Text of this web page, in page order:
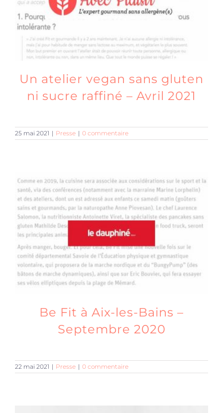
Un atelier vegan sans gluten
ni sucre raffiné – Avril 2021
25 mai 2021 | Presse | 0 commentaire
Be Fit à Aix-les-Bains –
Septembre 2020
22 mai 2021 | Presse | 0 commentaire